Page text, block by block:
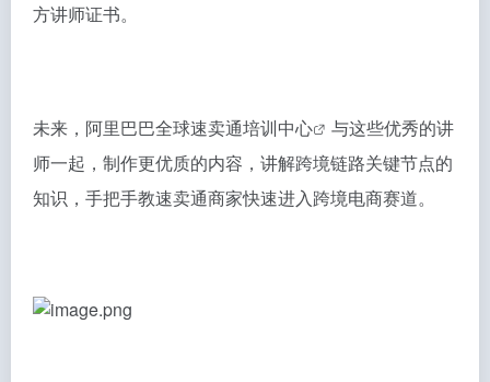
方讲师证书。
未来，阿里巴巴全球速卖通培训中心
与这些优秀的讲
师一起，制作更优质的内容，讲解跨境链路关键节点的
知识，手把手教速卖通商家快速进入跨境电商赛道。